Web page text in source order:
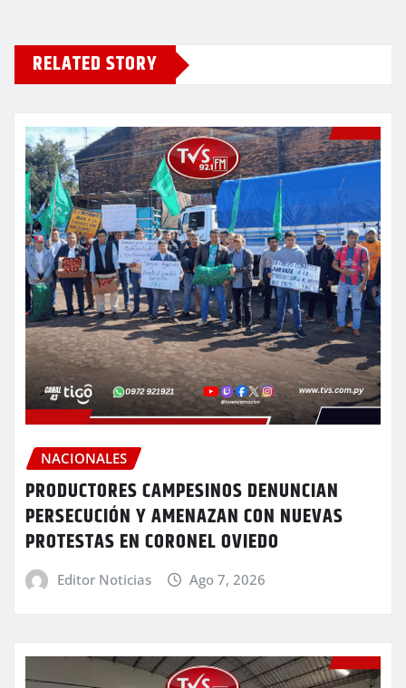
RELATED STORY
NACIONALES
PRODUCTORES CAMPESINOS DENUNCIAN
PERSECUCIÓN Y AMENAZAN CON NUEVAS
PROTESTAS EN CORONEL OVIEDO
Editor Noticias Ago 7, 2026